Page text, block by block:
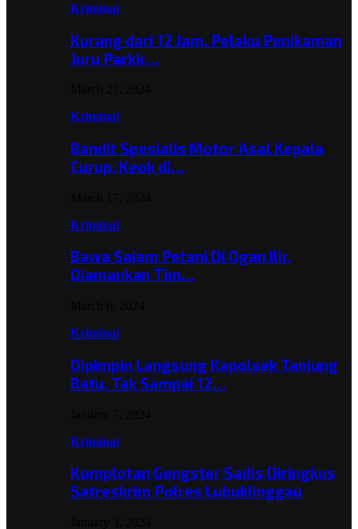
Kriminal
Kurang dari 12 Jam, Pelaku Penikaman
Juru Parkir…
Kriminal
Bandit Spesialis Motor Asal Kepala
Curup, Keok di…
Kriminal
Bawa Sajam Petani Di Ogan Ilir,
Diamankan Tim…
Kriminal
Dipimpin Langsung Kapolsek Tanjung
Batu, Tak Sampai 12…
Kriminal
Komplotan Gengster Sadis Diringkus
Satreskrim Polres Lubuklinggau